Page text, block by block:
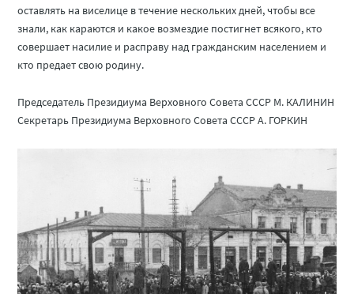
оставлять на виселице в течение нескольких дней, чтобы все
знали, как караются и какое возмездие постигнет всякого, кто
совершает насилие и расправу над гражданским населением и
кто предает свою родину.
Председатель Президиума Верховного Совета СССР М. КАЛИНИН
Секретарь Президиума Верховного Совета СССР А. ГОРКИН